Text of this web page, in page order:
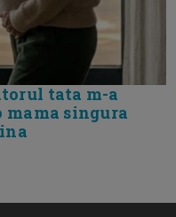
tata m-a
singura